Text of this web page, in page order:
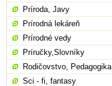
Príroda, Javy
Prírodná lekáreň
Prírodné vedy
Príručky,Slovníky
Rodičovstvo, Pedagogika
Sci - fi, fantasy